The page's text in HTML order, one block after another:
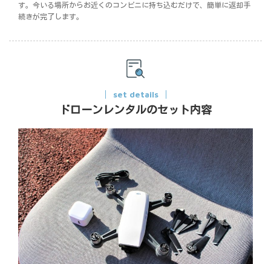
す。今いる場所からお近くのコンビニに持ち込むだけで、簡単に返却手
続きが完了します。
set details
ドローンレンタルのセット内容